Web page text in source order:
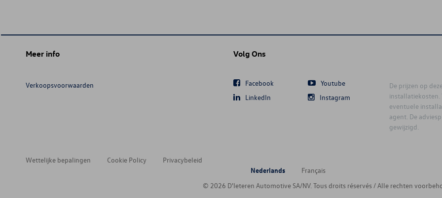
Meer info
Verkoopsvoorwaarden
Volg Ons
Facebook
Youtube
LinkedIn
Instagram
De prijzen op
installatiekosten.
eventuele
agent. De
gewijzigd.
Wettelijke bepalingen Cookie Policy
Privacybeleid
Nederlands
Français
© 2026 D'Ieteren Automotive SA/NV. Tous droits réservés / Alle rechten